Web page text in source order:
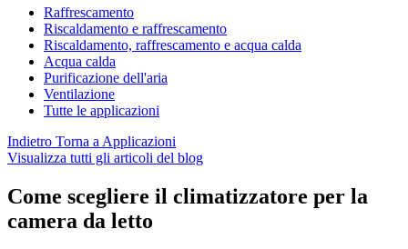
Raffrescamento
Riscaldamento e raffrescamento
Riscaldamento, raffrescamento e acqua calda
Acqua calda
Purificazione dell'aria
Ventilazione
Tutte le applicazioni
Indietro Torna a Applicazioni
Visualizza tutti gli articoli del blog
Come scegliere il climatizzatore per la
camera da letto